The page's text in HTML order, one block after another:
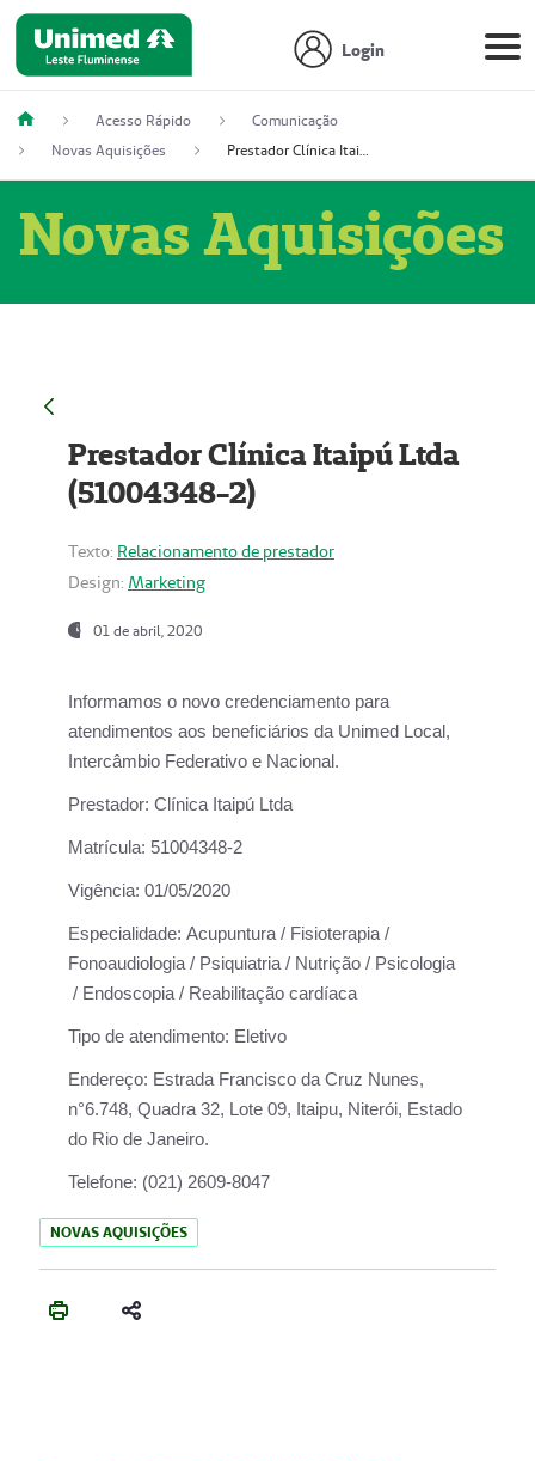
Login
Acesso Rápido
Comunicação
Novas Aquisições
Prestador Clínica Itaipú Ltda (51004348-2)
Novas Aquisições
Prestador Clínica Itaipú Ltda
(51004348-2)
Texto: Relacionamento de prestador
Design: Marketing
01 de abril, 2020
Informamos o novo credenciamento para
atendimentos aos beneficiários da Unimed Local,
Intercâmbio Federativo e Nacional.
Prestador: Clínica Itaipú Ltda
Matrícula: 51004348-2
Vigência: 01/05/2020
Especialidade: Acupuntura / Fisioterapia /
Fonoaudiologia / Psiquiatria / Nutrição / Psicologia
/ Endoscopia / Reabilitação cardíaca
Tipo de atendimento: Eletivo
Endereço: Estrada Francisco da Cruz Nunes,
n°6.748, Quadra 32, Lote 09, Itaipu, Niterói, Estado
do Rio de Janeiro.
Telefone: (021) 2609-8047
NOVAS AQUISIÇÕES